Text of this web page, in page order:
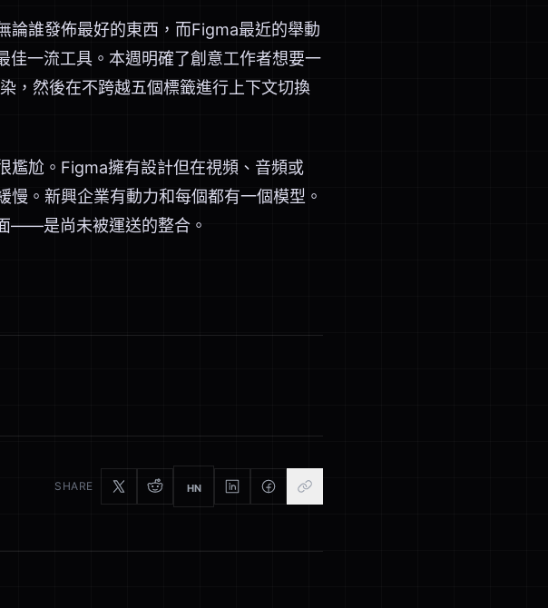
論誰發佈最好的東西，而Figma最近的舉動
佳一流工具。本週明確了創意工作者想要一
，然後在不跨越五個標籤進行上下文切換
尷尬。Figma擁有設計但在視頻、音頻或
。新興企業有動力和每個都有一個模型。
——是尚未被運送的整合。
SHARE HN